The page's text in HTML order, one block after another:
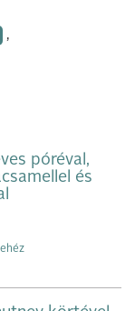
,
póréval,
és